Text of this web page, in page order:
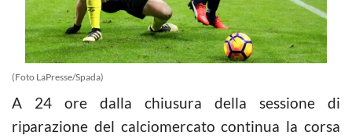
(Foto LaPresse/Spada)
A 24 ore dalla chiusura della sessione di
riparazione del calciomercato continua la corsa